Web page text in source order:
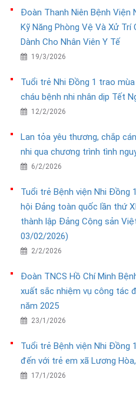
Đoàn Thanh Niên Bệnh Viện
Kỹ Năng Phòng Vệ Và Xử
Dành Cho Nhân Viên Y Tế
19/3/2026
Tuổi trẻ Nhi Đồng 1 trao
cháu bệnh nhi nhân dịp Tết
12/2/2026
Lan tỏa yêu thương, chắp
nhi qua chương trình tình
6/2/2026
Tuổi trẻ Bệnh viện Nhi Đồng
hội Đảng toàn quốc lần thứ
thành lập Đảng Cộng sản
03/02/2026)
2/2/2026
Đoàn TNCS Hồ Chí Minh
xuất sắc nhiệm vụ công tác
năm 2025
23/1/2026
Tuổi trẻ Bệnh viện Nhi Đồng
đến với trẻ em xã Lương
17/1/2026